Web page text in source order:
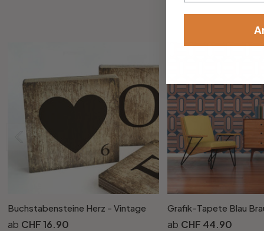
Buchstabensteine Herz - Vintage
CHF 16.90 CHF 44.90